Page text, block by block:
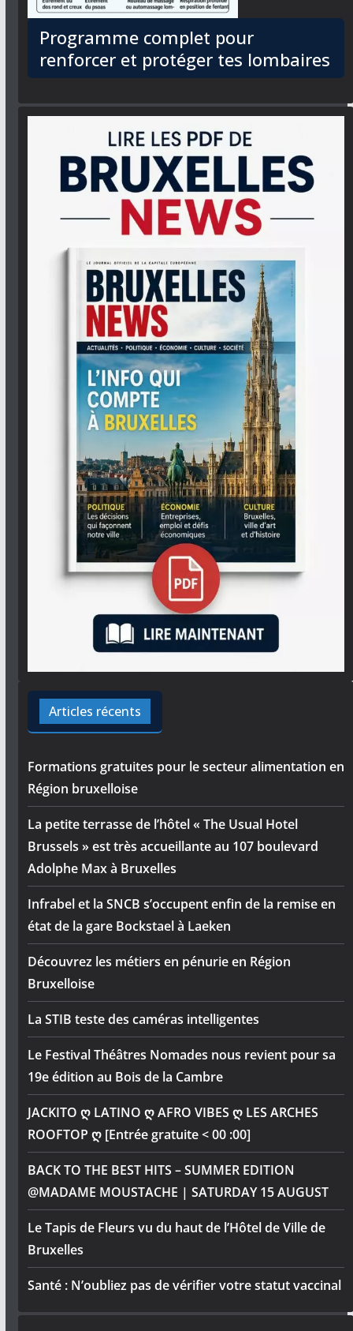
Programme complet pour
renforcer et protéger tes lombaires
Articles récents
Formations gratuites pour le secteur alimentation en
Région bruxelloise
La petite terrasse de l’hôtel « The Usual Hotel
Brussels » est très accueillante au 107 boulevard
Adolphe Max à Bruxelles
Infrabel et la SNCB s’occupent enfin de la remise en
état de la gare Bockstael à Laeken
Découvrez les métiers en pénurie en Région
Bruxelloise
La STIB teste des caméras intelligentes
Le Festival Théâtres Nomades nous revient pour sa
19e édition au Bois de la Cambre
JACKITO ღ LATINO ღ AFRO VIBES ღ LES ARCHES
ROOFTOP ღ [Entrée gratuite < 00 :00]
BACK TO THE BEST HITS – SUMMER EDITION
@MADAME MOUSTACHE | SATURDAY 15 AUGUST
Le Tapis de Fleurs vu du haut de l’Hôtel de Ville de
Bruxelles
Santé : N’oubliez pas de vérifier votre statut vaccinal